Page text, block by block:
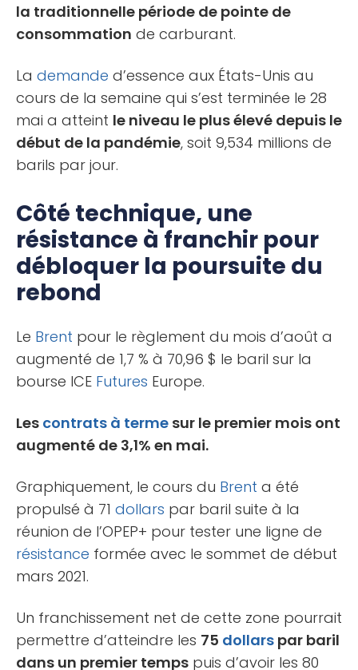
la traditionnelle période de pointe de
consommation de carburant.
La demande d’essence aux États-Unis au
cours de la semaine qui s’est terminée le 28
mai a atteint le niveau le plus élevé depuis le
début de la pandémie, soit 9,534 millions de
barils par jour.
Côté technique, une
résistance à franchir pour
débloquer la poursuite du
rebond
Le Brent pour le règlement du mois d’août a
augmenté de 1,7 % à 70,96 $ le baril sur la
bourse ICE Futures Europe.
Les contrats à terme sur le premier mois ont
augmenté de 3,1% en mai.
Graphiquement, le cours du Brent a été
propulsé à 71 dollars par baril suite à la
réunion de l’OPEP+ pour tester une ligne de
résistance formée avec le sommet de début
mars 2021.
Un franchissement net de cette zone pourrait
permettre d’atteindre les 75 dollars par baril
dans un premier temps puis d’avoir les 80